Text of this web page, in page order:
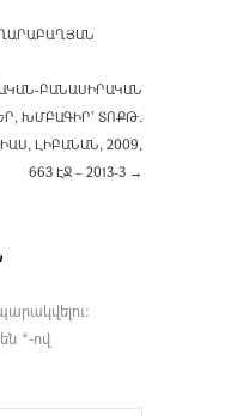
ԲԱՆԱՍԻՐԱԿԱՆ
ԽՄԲԱԳԻՐ՝ ՏՈՔԹ.
ԼԻԲԱՆԱՆ, 2009,
663 ԷՋ – 2013-3 →
*-ով